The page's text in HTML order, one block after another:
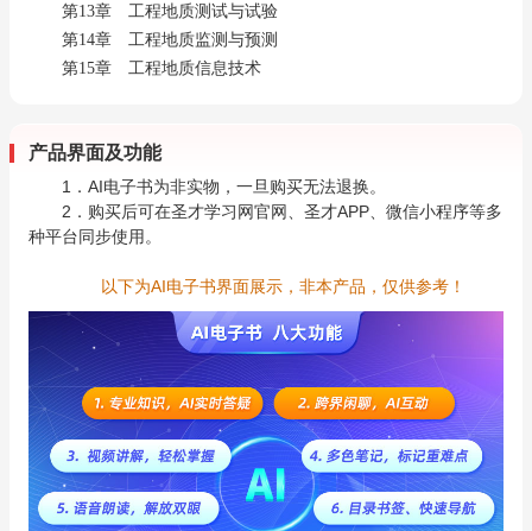
第13章 工程地质测试与试验
第14章 工程地质监测与预测
第15章 工程地质信息技术
产品界面及功能
1．AI电子书为非实物，一旦购买无法退换。
2．购买后可在圣才学习网官网、圣才APP、微信小程序等多
种平台同步使用。
以下为AI电子书界面展示，非本产品，仅供参考！